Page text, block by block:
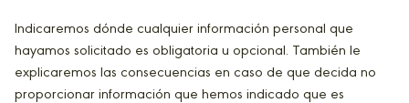
Indicaremos dónde cualquier información personal que
hayamos solicitado es obligatoria u opcional. También le
explicaremos las consecuencias en caso de que decida no
proporcionar información que hemos indicado que es